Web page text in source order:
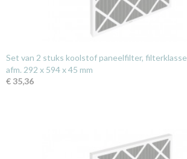
Set van 2 stuks koolstof paneelfilter,
afm. 292 x 594 x 45 mm
€ 35,36